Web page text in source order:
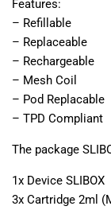
Features:
– Refillable
– Replaceable
– Rechargeable
– Mesh Coil
– Pod Replacable
– TPD Compliant
The package
1x Device SLIBOX
3x Cartridge 2ml